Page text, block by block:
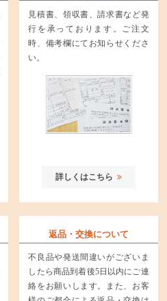
見積書、領収書、請求書など発
行を承っております。ご注文
時、備考欄にてお知らせくださ
い。
詳しくはこちら
返品・交換について
不良品や発送間違いがございま
したら商品到着後5日以内にご連
絡をお願いします。また、お客